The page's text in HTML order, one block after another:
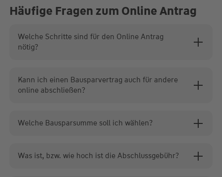
Häufige Fragen zum Online Antrag
Welche Schritte sind für den Online Antrag
nötig?
Kann ich einen Bausparvertrag auch für andere
online abschließen?
Welche Bausparsumme soll ich wählen?
Was ist, bzw. wie hoch ist die Abschlussgebühr?